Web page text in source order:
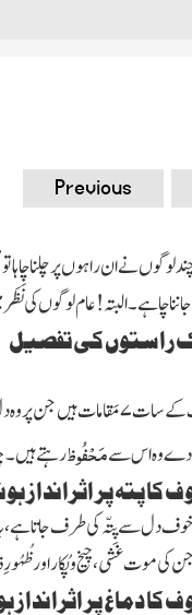
Previous
لوگوں نے ان راہوں پر چلنا
چاہے۔ البتہ! عام لوگوں کی
راستوں کی تفصیل
کے سات۷مَقامات ہیں جن پر
دے وہ اس سےمَحْفُوظرہتے ہیں۔
کا پتہ پر اثرانداز
خوف دل سے پِتّہ کی طرف جاتا ہے،
کی موت غشی، چیخ و پُکار اور
کا دماغ پر اثرانداز